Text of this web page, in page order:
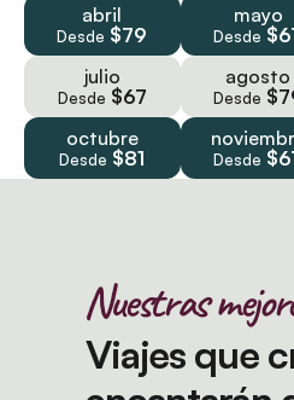
abril
Desde $79
mayo
Desde
julio
Desde $67
agosto
Desde
octubre
Desde $81 Desde
Nuestras
Viajes que